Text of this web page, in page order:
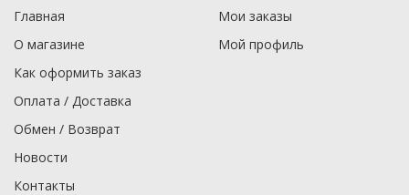
Главная
О магазине
Как оформить заказ
Оплата / Доставка
Обмен / Возврат
Новости
Контакты
Мои заказы
Мой профиль